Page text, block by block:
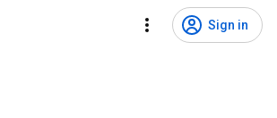
Sign in